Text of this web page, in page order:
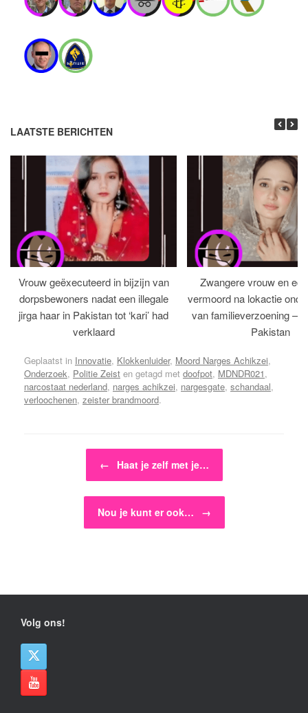
LAATSTE BERICHTEN
Vrouw geëxecuteerd in bijzijn van
dorpsbewoners nadat een illegale
jirga haar in Pakistan tot ‘kari’ had
verklaard
Zwangere vrouw en
vermoord na lokactie
van familieverzoening –
Pakistan
Geplaatst in Innovatie, Klokkenluider, Moord Narges Achikzei,
Onderzoek, Politie Zeist en getagd met doofpot, MDNDR021,
narcostaat nederland, narges achikzei, nargesgate, schandaal,
verloochenen, zeister brandmoord.
Bericht navigatie
← Haat je zelf met je…
Nou je kunt er ook… →
Volg ons!